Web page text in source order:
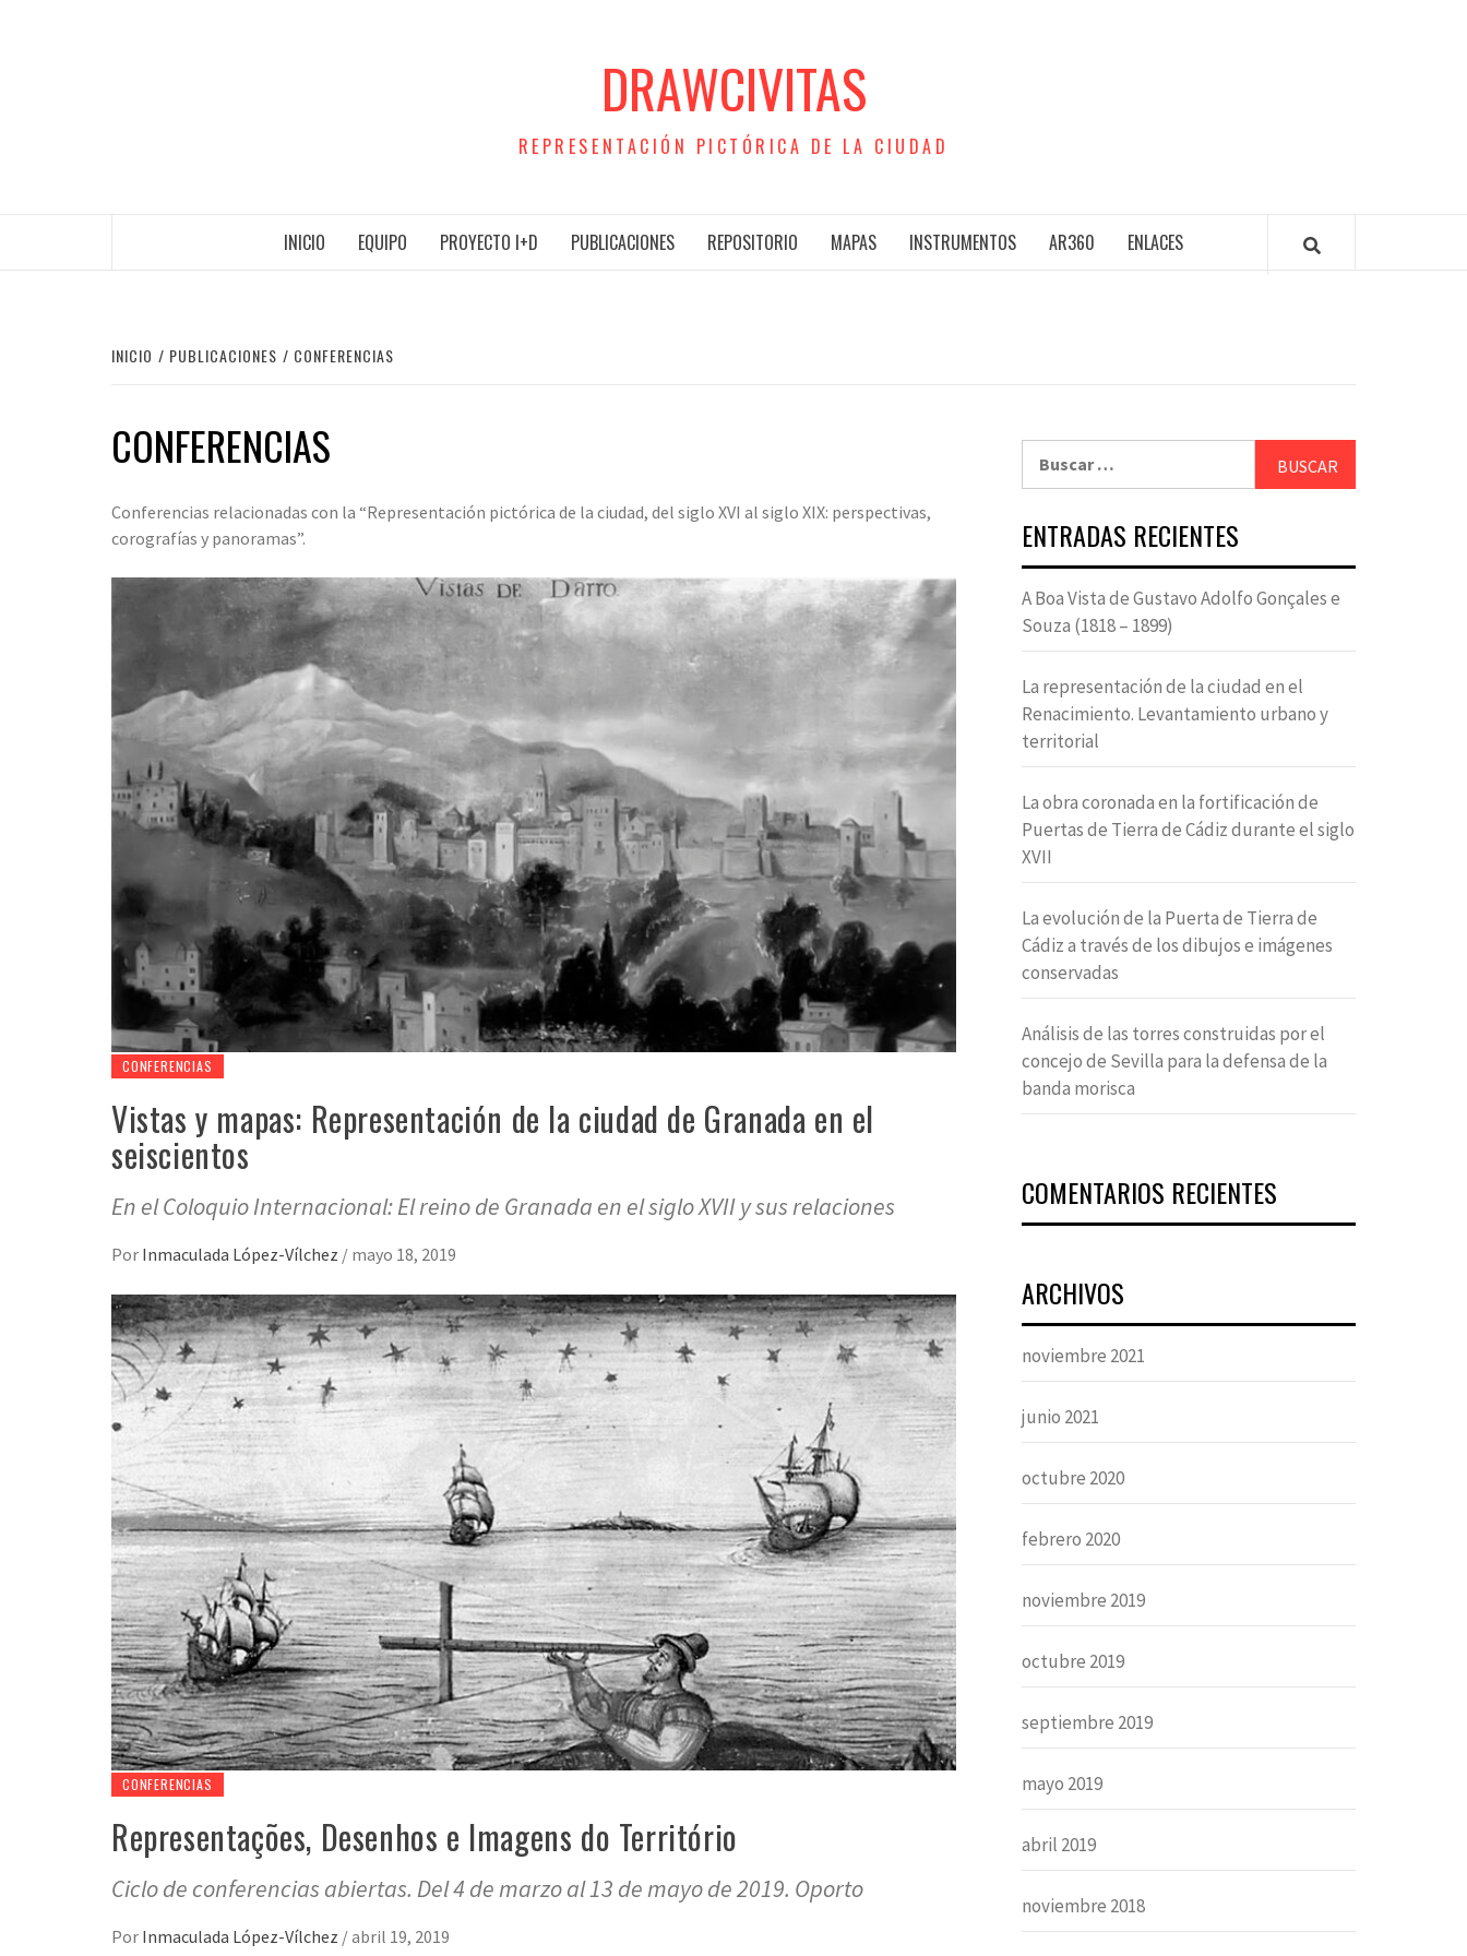
DRAWCIVITAS
REPRESENTACIÓN PICTÓRICA DE LA CIUDAD
INICIO EQUIPO PROYECTO I+D PUBLICACIONES REPOSITORIO MAPAS INSTRUMENTOS AR360 ENLACES
INICIO PUBLICACIONES CONFERENCIAS
CONFERENCIAS
Conferencias relacionadas con la “Representación pictórica de la ciudad, del siglo XVI al siglo XIX: perspectivas,
corografías y panoramas”.
CONFERENCIAS
Vistas y mapas: Representación de la ciudad de Granada en el
seiscientos
En el Coloquio Internacional: El reino de Granada en el siglo XVII y sus relaciones
Por Inmaculada López-Vílchez / mayo 18, 2019
CONFERENCIAS
Representações, Desenhos e Imagens do Território
Ciclo de conferencias abiertas. Del 4 de marzo al 13 de mayo de 2019. Oporto
Por Inmaculada López-Vílchez /abril 19, 2019
ENTRADAS RECIENTES
A Boa Vista de Gustavo Adolfo Gonçales e
Souza (1818 – 1899)
La representación de la ciudad en el
Renacimiento. Levantamiento urbano y
territorial
La obra coronada en la fortificación de
Puertas de Tierra de Cádiz durante el siglo
XVII
La evolución de la Puerta de Tierra de
Cádiz a través de los dibujos e imágenes
conservadas
Análisis de las torres construidas por el
concejo de Sevilla para la defensa de la
banda morisca
COMENTARIOS RECIENTES
ARCHIVOS
noviembre 2021
junio 2021
octubre 2020
febrero 2020
noviembre 2019
octubre 2019
septiembre 2019
mayo 2019
abril 2019
noviembre 2018